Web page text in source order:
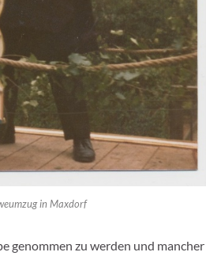
in Maxdorf
genommen zu werden und mancher